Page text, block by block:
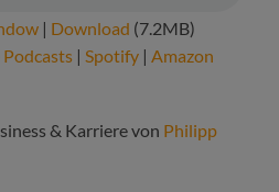
| Download (7.2MB)
| Spotify | Amazon
& Karriere von Philipp